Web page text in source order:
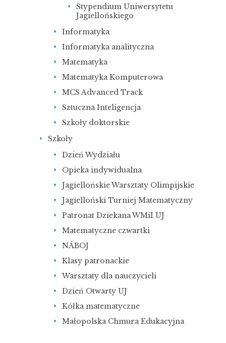
Stypendium Uniwersytetu
Jagiellońskiego
Informatyka
Informatyka analityczna
Matematyka
Matematyka Komputerowa
MCS Advanced Track
Sztuczna Inteligencja
Szkoły doktorskie
Szkoły
Dzień Wydziału
Opieka indywidualna
Jagiellońskie Warsztaty Olimpijskie
Jagielloński Turniej Matematyczny
Patronat Dziekana WMiI UJ
Matematyczne czwartki
NÁBOJ
Klasy patronackie
Warsztaty dla nauczycieli
Dzień Otwarty UJ
Kółka matematyczne
Małopolska Chmura Edukacyjna